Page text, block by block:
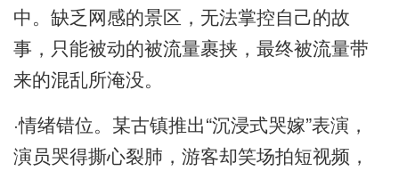
中。缺乏网感的景区，无法掌控自己的故
事，只能被动的被流量裹挟，最终被流量带
来的混乱所淹没。
·情绪错位。某古镇推出“沉浸式哭嫁”表演，
演员哭得撕心裂肺，游客却笑场拍短视频，